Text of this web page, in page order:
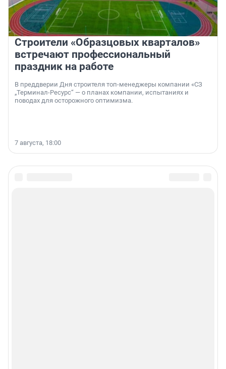
Строители «Образцовых кварталов»
встречают профессиональный
праздник на работе
В преддверии Дня строителя топ-менеджеры компании «СЗ
„Терминал-Ресурс“ — о планах компании, испытаниях и
поводах для осторожного оптимизма.
7 августа, 18:00